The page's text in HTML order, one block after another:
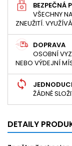
BEZPEČNÁ
VŠECHNY
ZNEUŽITÍ.
DOPRAVA
OSOBNÍ
NEBO VÝDEJNÍ
ŽÁDNÉ
DETAILY